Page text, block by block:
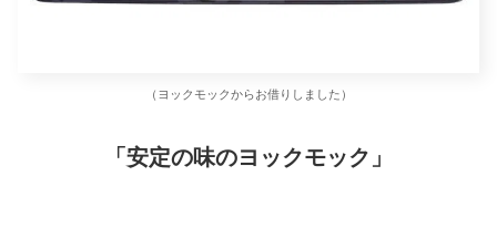
（ヨックモックからお借りしました）
「安定の味のヨックモック」